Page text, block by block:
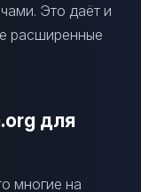
Это даёт и
расширенные
для
многие на